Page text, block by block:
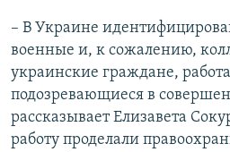
– В Украине
военные и, к сожалению,
украинские граждане,
подозревающиеся в
рассказывает Елизавета
работу проделали